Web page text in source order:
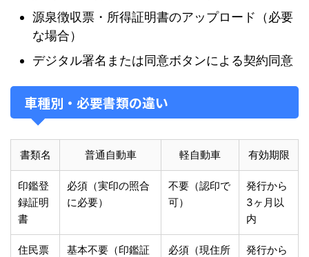
源泉徴収票・所得証明書のアップロード（必要
な場合）
デジタル署名または同意ボタンによる契約同意
車種別・必要書類の違い
書類名 普通自動車 軽自動車 有効期限
印鑑登
録証明
書
必須（実印の照合
に必要）
不要（認印で
可）
発行から
3ヶ月以
内
住民票
基本不要（印鑑証
必須（現住所
発行から